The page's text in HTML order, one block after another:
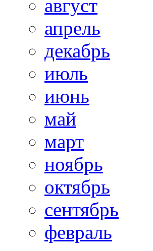
август
апрель
декабрь
июль
июнь
май
март
ноябрь
октябрь
сентябрь
февраль